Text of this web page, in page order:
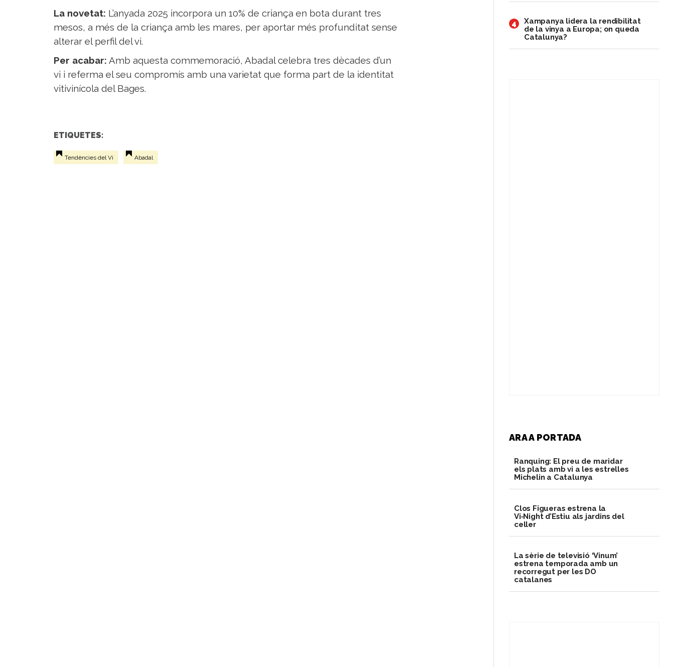
La novetat: L’anyada 2025 incorpora un 10% de criança en bota durant tres
mesos, a més de la criança amb les mares, per aportar més profunditat sense
alterar el perfil del vi.
Per acabar: Amb aquesta commemoració, Abadal celebra tres dècades d’un
vi i referma el seu compromís amb una varietat que forma part de la identitat
vitivinícola del Bages.
ETIQUETES:
Tendències del Vi Abadal
4
Xampanya lidera la rendibilitat
de la vinya a Europa; on queda
Catalunya?
ARA A PORTADA
Ranquing: El preu de maridar
els plats amb vi a les estrelles
Michelin a Catalunya
Clos Figueras estrena la
Vi‑Night d’Estiu als jardins del
celler
La sèrie de televisió ‘Vinum’
estrena temporada amb un
recorregut per les DO
catalanes